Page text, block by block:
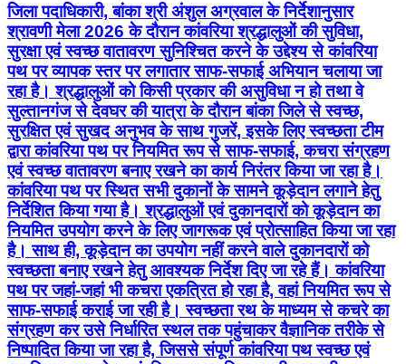
जिला पदाधिकारी, बांका श्री अंशुल अग्रवाल के निर्देशानुसार
श्रावणी मेला 2026 के दौरान कांवरिया श्रद्धालुओं की सुविधा,
सुरक्षा एवं स्वच्छ वातावरण सुनिश्चित करने के उद्देश्य से कांवरिया
पथ पर व्यापक स्तर पर लगातार साफ-सफाई अभियान चलाया जा
रहा है। श्रद्धालुओं को किसी प्रकार की असुविधा न हो तथा वे
सुल्तानगंज से देवघर की यात्रा के दौरान बांका जिले से स्वच्छ,
सुरक्षित एवं सुखद अनुभव के साथ गुजरें, इसके लिए स्वच्छता टीम
द्वारा कांवरिया पथ पर नियमित रूप से साफ-सफाई, कचरा संग्रहण
एवं स्वच्छ वातावरण बनाए रखने का कार्य निरंतर किया जा रहा है।
कांवरिया पथ पर स्थित सभी दुकानों के सामने कूड़ेदान लगाने हेतु
निर्देशित किया गया है। श्रद्धालुओं एवं दुकानदारों को कूड़ेदान का
नियमित उपयोग करने के लिए जागरूक एवं प्रोत्साहित किया जा रहा
है। साथ ही, कूड़ेदान का उपयोग नहीं करने वाले दुकानदारों को
स्वच्छता बनाए रखने हेतु आवश्यक निर्देश दिए जा रहे हैं। कांवरिया
पथ पर जहां-जहां भी कचरा एकत्रित हो रहा है, वहां नियमित रूप से
साफ-सफाई कराई जा रही है। स्वच्छता रथ के माध्यम से कचरे का
संग्रहण कर उसे निर्धारित स्थल तक पहुंचाकर वैज्ञानिक तरीके से
निष्पादित किया जा रहा है, जिससे संपूर्ण कांवरिया पथ स्वच्छ एवं